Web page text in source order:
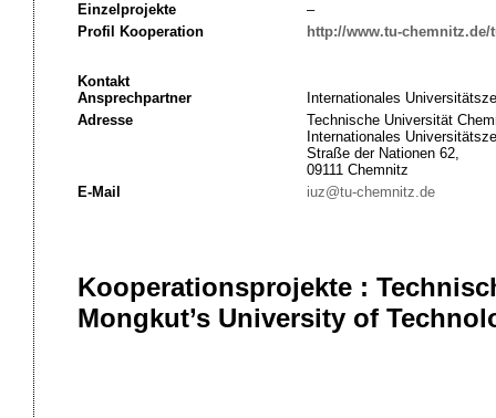
Einzelprojekte
–
Profil Kooperation
http://www.tu-chemnitz.de/
Kontakt
Ansprechpartner
Internationales
Adresse
Technische Universität
Internationales
Straße der Nationen 62,
09111 Chemnitz
E-Mail
iuz@tu-chemnitz.de
Kooperationsprojekte :
Mongkut’s University of